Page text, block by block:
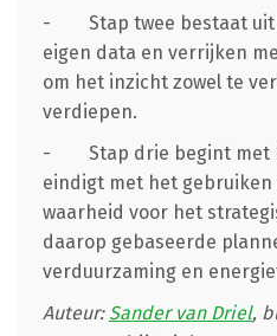
- Stap twee bestaat uit
eigen data en verrijken
om het inzicht zowel te
verdiepen.
- Stap drie begint met
eindigt met het gebruiken
waarheid voor het
daarop gebaseerde
verduurzaming en
Auteur: Sander van Driel,